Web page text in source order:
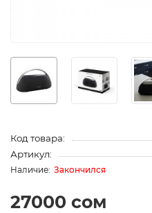
Код товара:
Артикул:
Закончился
27000 сом